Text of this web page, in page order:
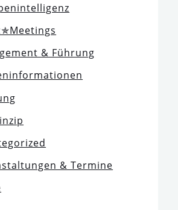
& Führung
& Termine